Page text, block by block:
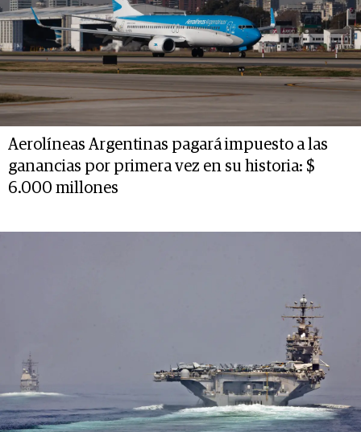
Aerolíneas Argentinas pagará impuesto a las
ganancias por primera vez en su historia: $
6.000 millones